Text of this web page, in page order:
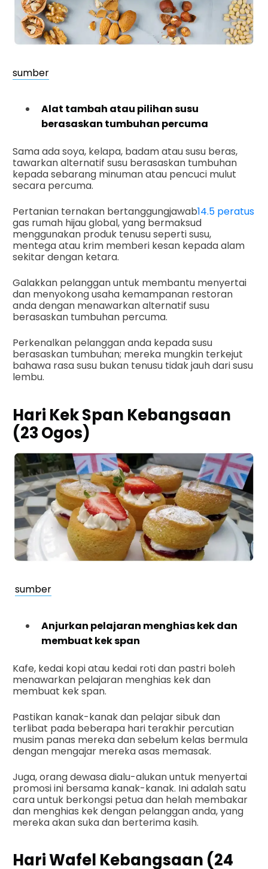
sumber
Alat tambah atau pilihan susu
berasaskan tumbuhan percuma
Sama ada soya, kelapa, badam atau susu beras,
tawarkan alternatif susu berasaskan tumbuhan
kepada sebarang minuman atau pencuci mulut
secara percuma.
Pertanian ternakan bertanggungjawab14.5 peratus
gas rumah hijau global, yang bermaksud
menggunakan produk tenusu seperti susu,
mentega atau krim memberi kesan kepada alam
sekitar dengan ketara.
Galakkan pelanggan untuk membantu menyertai
dan menyokong usaha kemampanan restoran
anda dengan menawarkan alternatif susu
berasaskan tumbuhan percuma.
Perkenalkan pelanggan anda kepada susu
berasaskan tumbuhan; mereka mungkin terkejut
bahawa rasa susu bukan tenusu tidak jauh dari susu
lembu.
Hari Kek Span Kebangsaan
(23 Ogos)
sumber
Anjurkan pelajaran menghias kek dan
membuat kek span
Kafe, kedai kopi atau kedai roti dan pastri boleh
menawarkan pelajaran menghias kek dan
membuat kek span.
Pastikan kanak-kanak dan pelajar sibuk dan
terlibat pada beberapa hari terakhir percutian
musim panas mereka dan sebelum kelas bermula
dengan mengajar mereka asas memasak.
Juga, orang dewasa dialu-alukan untuk menyertai
promosi ini bersama kanak-kanak. Ini adalah satu
cara untuk berkongsi petua dan helah membakar
dan menghias kek dengan pelanggan anda, yang
mereka akan suka dan berterima kasih.
Hari Wafel Kebangsaan (24